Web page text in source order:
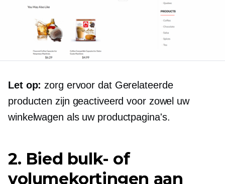
Let op: zorg ervoor dat Gerelateerde
producten zijn geactiveerd voor zowel uw
winkelwagen als uw productpagina's.
2. Bied bulk- of
volumekortingen aan